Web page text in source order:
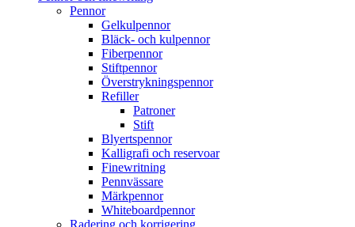
Pennor
Gelkulpennor
Bläck- och kulpennor
Fiberpennor
Stiftpennor
Överstrykningspennor
Refiller
Patroner
Stift
Blyertspennor
Kalligrafi och reservoar
Finewritning
Pennvässare
Märkpennor
Whiteboardpennor
Radering och korrigering